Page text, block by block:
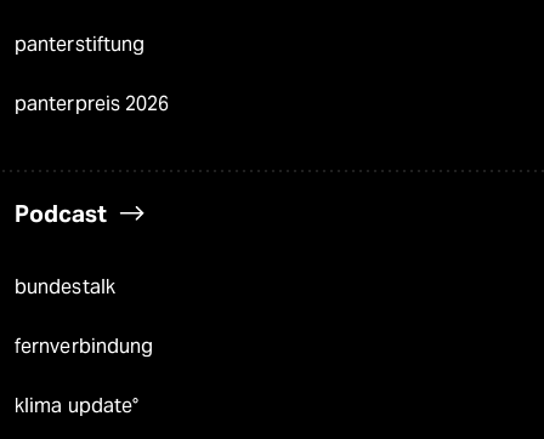
panterstiftung
panterpreis 2026
Podcast
bundestalk
fernverbindung
klima update°